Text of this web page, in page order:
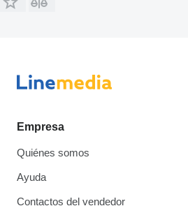
Empresa
Quiénes somos
Ayuda
Contactos del vendedor